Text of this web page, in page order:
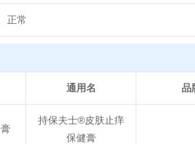
正常
通用名 品
持保夫士®皮肤止痒
保健膏